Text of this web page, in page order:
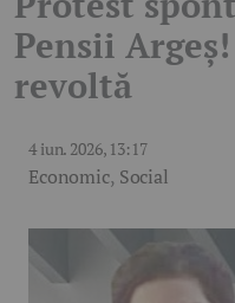
Pensii
revoltă
4 iun. 2026, 13:17
Economic, Social